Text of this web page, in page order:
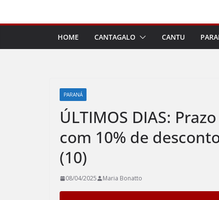
conteúdo
HOME CANTAGALO CANTU
PARANÁ
ÚLTIMOS DIAS:
com 10% de
(10)
08/04/2025 Maria Bonatto